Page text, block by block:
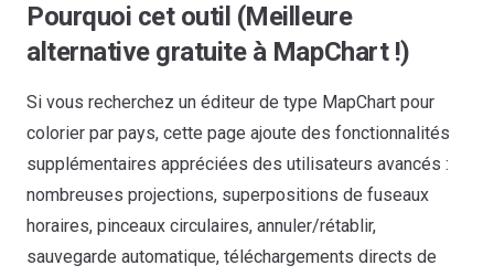
Pourquoi cet outil (Meilleure
alternative gratuite à MapChart !)
Si vous recherchez un éditeur de type MapChart pour
colorier par pays, cette page ajoute des fonctionnalités
supplémentaires appréciées des utilisateurs avancés :
nombreuses projections, superpositions de fuseaux
horaires, pinceaux circulaires, annuler/rétablir,
sauvegarde automatique, téléchargements directs de